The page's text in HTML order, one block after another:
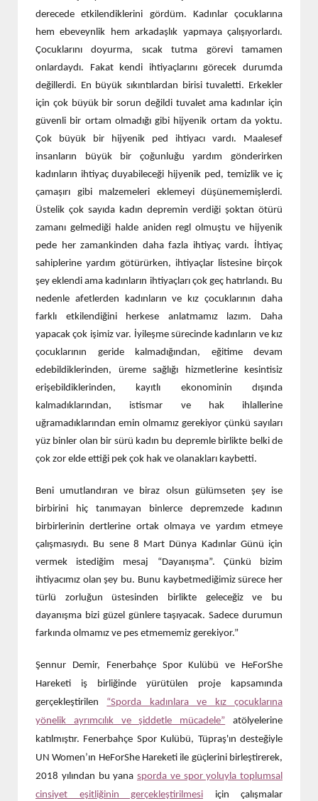
derecede etkilendiklerini gördüm. Kadınlar çocuklarına
hem ebeveynlik hem arkadaşlık yapmaya çalışıyorlardı.
Çocuklarını doyurma, sıcak tutma görevi tamamen
onlardaydı. Fakat kendi ihtiyaçlarını görecek durumda
değillerdi. En büyük sıkıntılardan birisi tuvaletti. Erkekler
için çok büyük bir sorun değildi tuvalet ama kadınlar için
güvenli bir ortam olmadığı gibi hijyenik ortam da yoktu.
Çok büyük bir hijyenik ped ihtiyacı vardı. Maalesef
insanların büyük bir çoğunluğu yardım gönderirken
kadınların ihtiyaç duyabileceği hijyenik ped, temizlik ve iç
çamaşırı gibi malzemeleri eklemeyi düşünememişlerdi.
Üstelik çok sayıda kadın depremin verdiği şoktan ötürü
zamanı gelmediği halde aniden regl olmuştu ve hijyenik
pede her zamankinden daha fazla ihtiyaç vardı. İhtiyaç
sahiplerine yardım götürürken, ihtiyaçlar listesine birçok
şey eklendi ama kadınların ihtiyaçları çok geç hatırlandı. Bu
nedenle afetlerden kadınların ve kız çocuklarının daha
farklı etkilendiğini herkese anlatmamız lazım. Daha
yapacak çok işimiz var. İyileşme sürecinde kadınların ve kız
çocuklarının geride kalmadığından, eğitime devam
edebildiklerinden, üreme sağlığı hizmetlerine kesintisiz
erişebildiklerinden, kayıtlı ekonominin dışında
kalmadıklarından, istismar ve hak ihlallerine
uğramadıklarından emin olmamız gerekiyor çünkü sayıları
yüz binler olan bir sürü kadın bu depremle birlikte belki de
çok zor elde ettiği pek çok hak ve olanakları kaybetti.
Beni umutlandıran ve biraz olsun gülümseten şey ise
birbirini hiç tanımayan binlerce depremzede kadının
birbirlerinin dertlerine ortak olmaya ve yardım etmeye
çalışmasıydı. Bu sene 8 Mart Dünya Kadınlar Günü için
vermek istediğim mesaj “Dayanışma”. Çünkü bizim
ihtiyacımız olan şey bu. Bunu kaybetmediğimiz sürece her
türlü zorluğun üstesinden birlikte geleceğiz ve bu
dayanışma bizi güzel günlere taşıyacak. Sadece durumun
farkında olmamız ve pes etmememiz gerekiyor.”
Şennur Demir, Fenerbahçe Spor Kulübü ve HeForShe
Hareketi iş birliğinde yürütülen proje kapsamında
gerçekleştirilen “Sporda kadınlara ve kız çocuklarına
yönelik ayrımcılık ve şiddetle mücadele” atölyelerine
katılmıştır. Fenerbahçe Spor Kulübü, Tüpraş'ın desteğiyle
UN Women’ın HeForShe Hareketi ile güçlerini birleştirerek,
2018 yılından bu yana sporda ve spor yoluyla toplumsal
cinsiyet eşitliğinin gerçekleştirilmesi için çalışmalar